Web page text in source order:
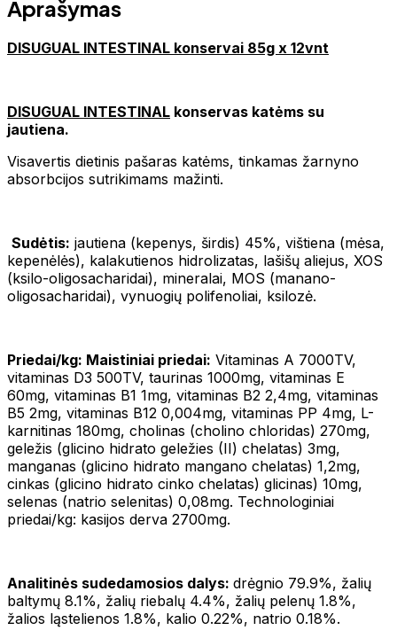
Aprašymas
DISUGUAL INTESTINAL konservai 85g x 12vnt
DISUGUAL INTESTINAL konservas katėms su
jautiena.
Visavertis dietinis pašaras katėms, tinkamas žarnyno
absorbcijos sutrikimams mažinti.
Sudėtis: jautiena (kepenys, širdis) 45%, vištiena (mėsa,
kepenėlės), kalakutienos hidrolizatas, lašišų aliejus, XOS
(ksilo-oligosacharidai), mineralai, MOS (manano-
oligosacharidai), vynuogių polifenoliai, ksilozė.
Priedai/kg: Maistiniai priedai: Vitaminas A 7000TV,
vitaminas D3 500TV, taurinas 1000mg, vitaminas E
60mg, vitaminas B1 1mg, vitaminas B2 2,4mg, vitaminas
B5 2mg, vitaminas B12 0,004mg, vitaminas PP 4mg, L-
karnitinas 180mg, cholinas (cholino chloridas) 270mg,
geležis (glicino hidrato geležies (II) chelatas) 3mg,
manganas (glicino hidrato mangano chelatas) 1,2mg,
cinkas (glicino hidrato cinko chelatas) glicinas) 10mg,
selenas (natrio selenitas) 0,08mg. Technologiniai
priedai/kg: kasijos derva 2700mg.
Analitinės sudedamosios dalys: drėgnio 79.9%, žalių
baltymų 8.1%, žalių riebalų 4.4%, žalių pelenų 1.8%,
žalios ląstelienos 1.8%, kalio 0.22%, natrio 0.18%.